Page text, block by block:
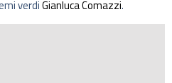
verdiGianluca Comazzi.